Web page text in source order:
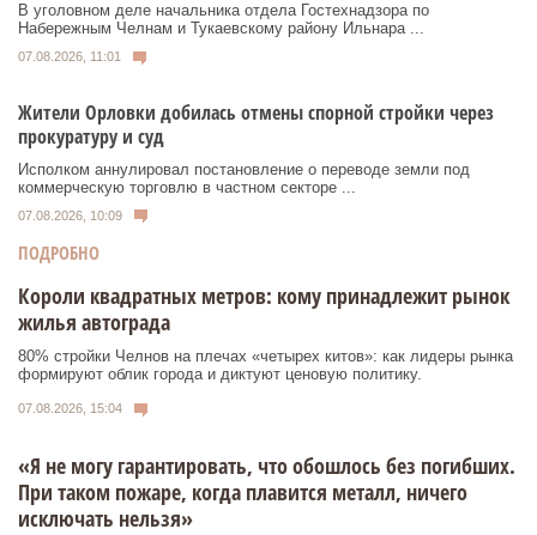
В уголовном деле начальника отдела Гостехнадзора по
Набережным Челнам и Тукаевскому району Ильнара ...
07.08.2026, 11:01
Жители Орловки добилась отмены спорной стройки через
прокуратуру и суд
Исполком аннулировал постановление о переводе земли под
коммерческую торговлю в частном секторе ...
07.08.2026, 10:09
ПОДРОБНО
Короли квадратных метров: кому принадлежит рынок
жилья автограда
80% стройки Челнов на плечах «четырех китов»: как лидеры рынка
формируют облик города и диктуют ценовую политику.
07.08.2026, 15:04
«Я не могу гарантировать, что обошлось без погибших.
При таком пожаре, когда плавится металл, ничего
исключать нельзя»